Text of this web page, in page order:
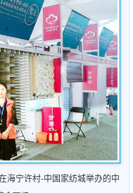
海宁许村-中国家纺城举办的中